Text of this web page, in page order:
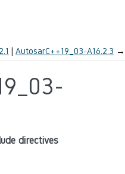
AutosarC++19_03-A16.2.3 →
directives